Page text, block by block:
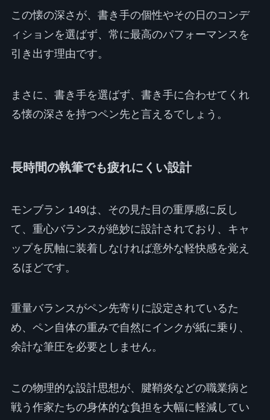
この懐の深さが、書き手の個性やその日のコンデ
ィションを選ばず、常に最高のパフォーマンスを
引き出す理由です。
まさに、書き手を選ばず、書き手に合わせてくれ
る懐の深さを持つペン先と言えるでしょう。
長時間の執筆でも疲れにくい設計
モンブラン 149は、その見た目の重厚感に反し
て、重心バランスが絶妙に設計されており、キャ
ップを尻軸に装着しなければ意外な軽快感を覚え
るほどです。
重量バランスがペン先寄りに設定されているた
め、ペン自体の重みで自然にインクが紙に乗り、
余計な筆圧を必要としません。
この物理的な設計思想が、腱鞘炎などの職業病と
戦う作家たちの身体的な負担を大幅に軽減してい